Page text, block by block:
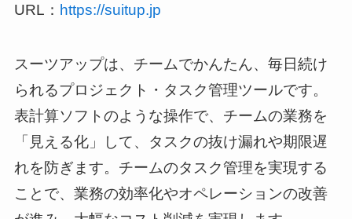
URL： https://suitup.jp
スーツアップは、チームでかんたん、毎日続け
られるプロジェクト・タスク管理ツールです。
表計算ソフトのような操作で、チームの業務を
「見える化」して、タスクの抜け漏れや期限遅
れを防ぎます。チームのタスク管理を実現する
ことで、業務の効率化やオペレーションの改善